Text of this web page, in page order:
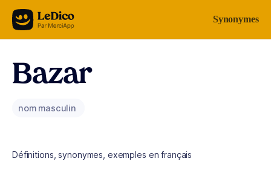
Aller au contenu Synonymes
Bazar
nom masculin
Définitions, synonymes, exemples en français